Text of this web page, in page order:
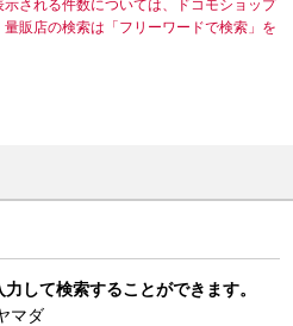
示される件数については、ドコモショップ
販店の検索は「フリーワードで検索」を
して検索することができます。
マダ